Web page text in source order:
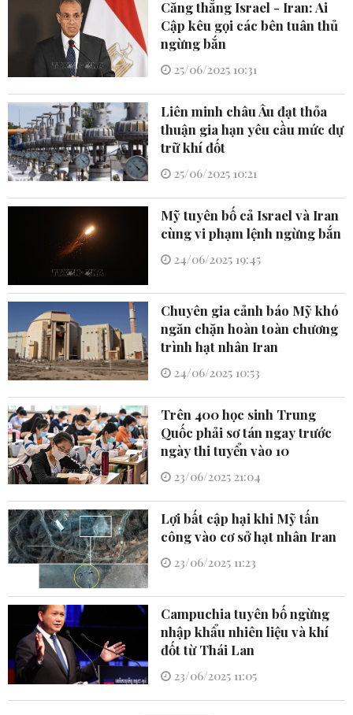
Căng thẳng Israel - Iran: Ai
Cập kêu gọi các bên tuân thủ
ngừng bắn
25/06/2025 10:31
Liên minh châu Âu đạt thỏa
thuận gia hạn yêu cầu mức dự
trữ khí đốt
25/06/2025 10:21
Mỹ tuyên bố cả Israel và Iran
cùng vi phạm lệnh ngừng bắn
24/06/2025 19:45
Chuyên gia cảnh báo Mỹ khó
ngăn chặn hoàn toàn chương
trình hạt nhân Iran
24/06/2025 10:53
Trên 400 học sinh Trung
Quốc phải sơ tán ngay trước
ngày thi tuyển vào 10
23/06/2025 21:04
Lợi bất cập hại khi Mỹ tấn
công vào cơ sở hạt nhân Iran
23/06/2025 11:23
Campuchia tuyên bố ngừng
nhập khẩu nhiên liệu và khí
đốt từ Thái Lan
23/06/2025 11:05